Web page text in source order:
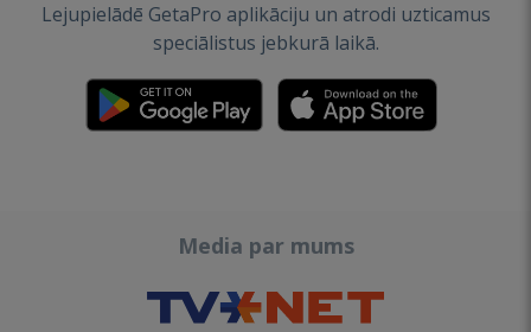
Lejupielādē GetaPro aplikāciju un atrodi uzticamus
speciālistus jebkurā laikā.
Media par mums